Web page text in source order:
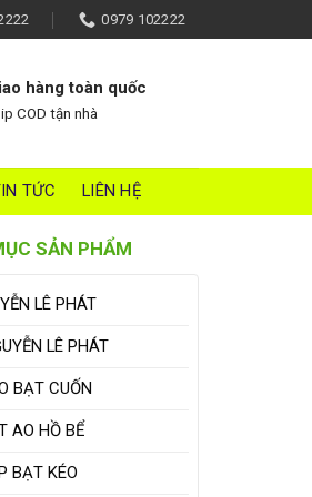
0979 102222
hàng toàn quốc
COD tận nhà
TỨC LIÊN HỆ
SẢN PHẨM
LÊ PHÁT
LÊ PHÁT
BẠT CUỐN
AO HỒ BỂ
BẠT KÉO